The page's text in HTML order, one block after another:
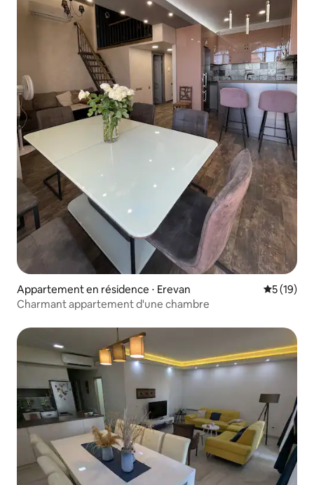
Appartement en résidence ⋅ Erevan
5 (19)
Charmant appartement d'une chambre